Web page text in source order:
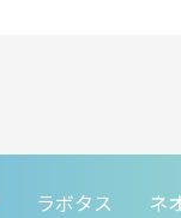
ラボタス ネ